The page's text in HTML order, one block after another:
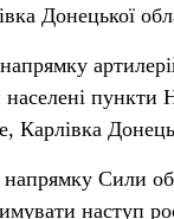
Донецької
населені пункти
Карлівка
Сили
наступ